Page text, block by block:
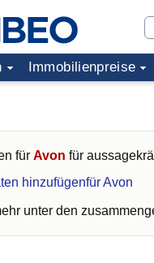
Immobilienpreise
für Avon für
hinzufügenfür Avon
unter den